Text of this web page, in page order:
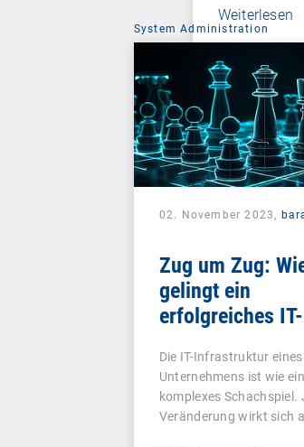
Weiterlesen
System Administration
02. November 2023,
Zug um Zug:
gelingt ein
erfolgreiches IT-
Die IT-Infrastruktur eines
Unternehmens ist wie ein
komplexes Schachspiel.
Veränderung wirkt sich